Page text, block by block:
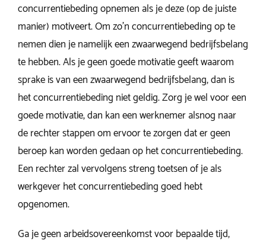
concurrentiebeding opnemen als je deze (op de juiste
manier) motiveert. Om zo’n concurrentiebeding op te
nemen dien je namelijk een zwaarwegend bedrijfsbelang
te hebben. Als je geen goede motivatie geeft waarom
sprake is van een zwaarwegend bedrijfsbelang, dan is
het concurrentiebeding niet geldig. Zorg je wel voor een
goede motivatie, dan kan een werknemer alsnog naar
de rechter stappen om ervoor te zorgen dat er geen
beroep kan worden gedaan op het concurrentiebeding.
Een rechter zal vervolgens streng toetsen of je als
werkgever het concurrentiebeding goed hebt
opgenomen.
Ga je geen arbeidsovereenkomst voor bepaalde tijd,